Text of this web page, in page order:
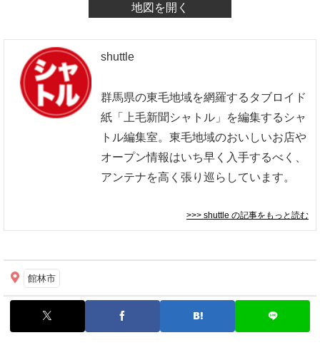
地図を開く
shuttle
群馬県の東毛地域を網羅するタブロイド
紙「上毛新聞シャトル」を編集するシャ
トル編集室。東毛地域のおいしいお店や
オープン情報はいち早く入手するべく、
アンテナを高く張り巡らしています。
>>> shuttle の記事をもっと読む
館林市